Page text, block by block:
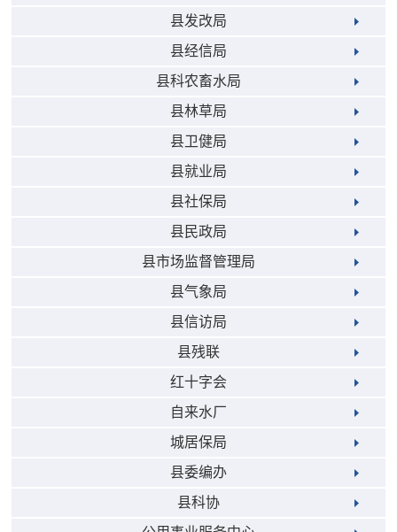
县发改局
县经信局
县科农畜水局
县林草局
县卫健局
县就业局
县社保局
县民政局
县市场监督管理局
县气象局
县信访局
县残联
红十字会
自来水厂
城居保局
县委编办
县科协